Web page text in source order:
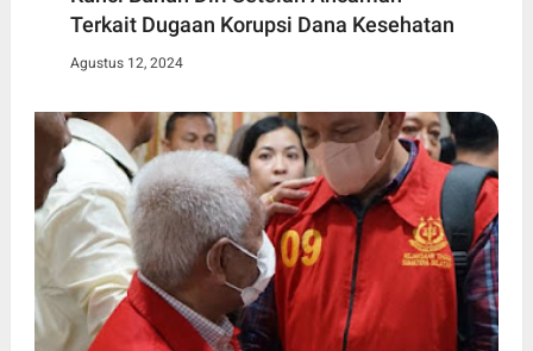
Terkait Dugaan Korupsi Dana Kesehatan
Agustus 12, 2024